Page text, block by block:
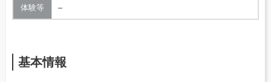
体験等 –
基本情報